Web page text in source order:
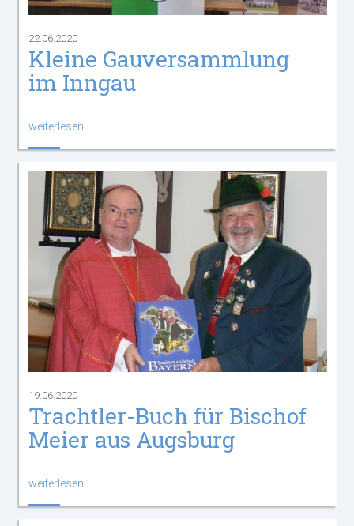
22.06.2020
Kleine Gauversammlung
im Inngau
weiterlesen
19.06.2020
Trachtler-Buch für Bischof
Meier aus Augsburg
weiterlesen